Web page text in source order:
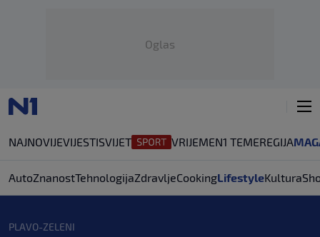
Oglas
NAJNOVIJEVIJESTISVIJET VRIJEMEN1 TEMEREGIJA
AutoZnanostTehnologijaZdravljeCookingLifestyleKultura
PLAVO-ZELENI